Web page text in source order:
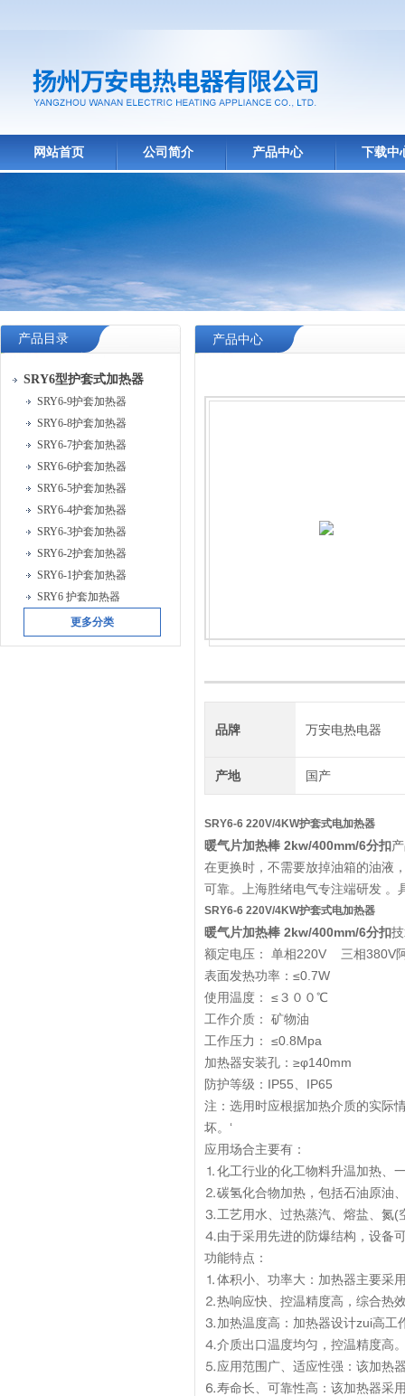
网站首页 公司简介 产品中心 下载中
产品目录
SRY6型护套式加热器
SRY6-9护套加热器
SRY6-8护套加热器
SRY6-7护套加热器
SRY6-6护套加热器
SRY6-5护套加热器
SRY6-4护套加热器
SRY6-3护套加热器
SRY6-2护套加热器
SRY6-1护套加热器
SRY6 护套加热器
更多分类
产品中心
品牌 万安电热电器
产地 国产
SRY6-6 220V/4KW护套式电加热器
暖气片加热棒 2kw/400mm/6分扣
在更换时，不需要放掉油箱的油液
可靠。上海胜绪电气专注端研发 。
SRY6-6 220V/4KW护套式电加热器
暖气片加热棒 2kw/400mm/6分扣
额定电压： 单相220V 三相380V
表面发热功率：≤0.7W
使用温度： ≤３００℃
工作介质： 矿物油
工作压力： ≤0.8Mpa
加热器安装孔：≥φ140mm
防护等级：IP55、IP65
注：选用时应根据加热介质的实际
坏。‘
应用场合主要有：
⒈化工行业的化工物料升温加热、
⒉碳氢化合物加热，包括石油原油
⒊工艺用水、过热蒸汽、熔盐、氮(
⒋由于采用先进的防爆结构，设备
功能特点：
⒈体积小、功率大：加热器主要采
⒉热响应快、控温精度高，综合热
⒊加热温度高：加热器设计zui高工
⒋介质出口温度均匀，控温精度高
⒌应用范围广、适应性强：该加热
⒍寿命长、可靠性高：该加热器采